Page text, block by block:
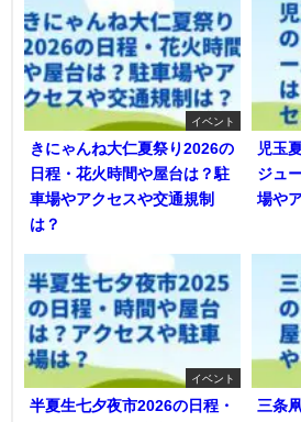
イベント
きにゃんね大仁夏祭り2026の
日程・花火時間や屋台は？駐
車場やアクセスや交通規制
は？
児玉
ジュ
場や
イベント
半夏生七夕夜市2026の日程・
三条